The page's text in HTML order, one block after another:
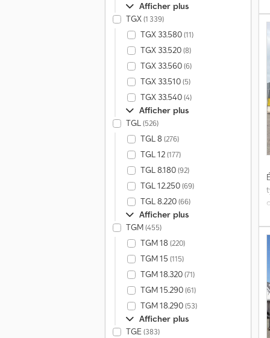
Afficher plus
TGX(1 339)
TGX 33.580(11)
TGX 33.520(8)
TGX 33.560(6)
TGX 33.510(5)
TGX 33.540(4)
Afficher plus
TGL(526)
TGL 8 (276)
TGL 12(177)
TGL 8.180(92)
TGL 12.250(69)
TGL 8.220(66)
Afficher plus
TGM(455)
TGM 18 (220)
TGM 15 (115)
TGM 18.320(71)
TGM 15.290(61)
TGM 18.290(53)
Afficher plus
TGE(383)